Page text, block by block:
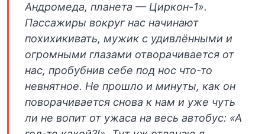
Андромеда, планета — Циркон-1».
Пассажиры вокруг нас начинают
похихикивать, мужик с удивлёнными и
огромными глазами отворачивается от
нас, пробубнив себе под нос что-то
невнятное. Не прошло и минуты, как он
поворачивается снова к нам и уже чуть
ли не вопит от ужаса на весь автобус: «А